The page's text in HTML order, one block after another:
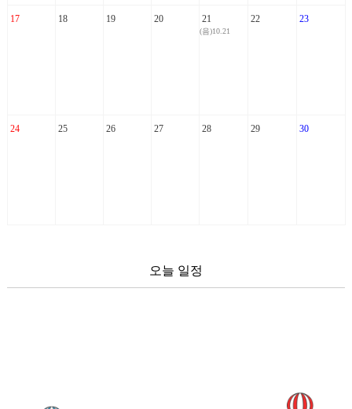
17 18 19 20 21
(음)10.21
22 23
24 25 26 27 28 29 30
오늘 일정